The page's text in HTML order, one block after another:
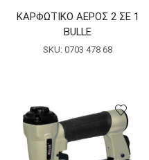
ΚΑΡΦΩΤΙΚΟ ΑΕΡΟΣ 2 ΣΕ 1
BULLE
SKU: 0703 478 68